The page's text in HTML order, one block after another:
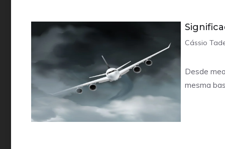
Cássio
Desde
mesma